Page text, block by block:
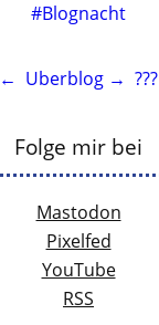
#Blognacht
← Uberblog → ???
Folge mir bei
Mastodon
Pixelfed
YouTube
RSS